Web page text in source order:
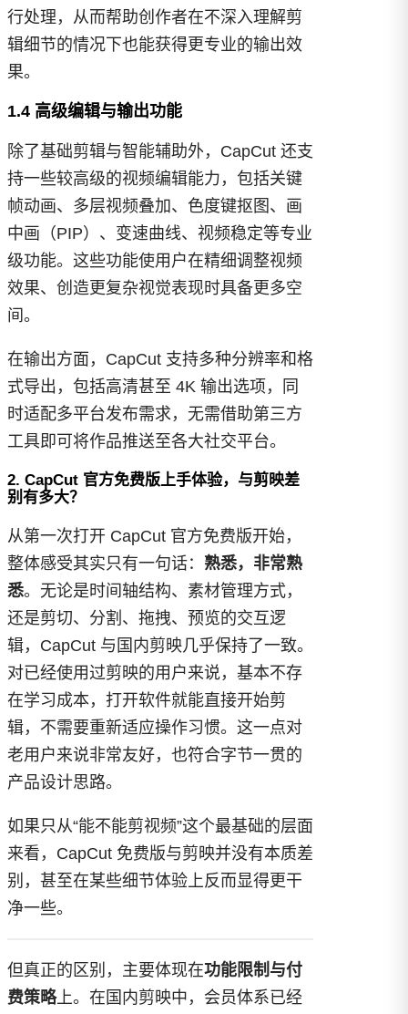
行处理，从而帮助创作者在不深入理解剪
辑细节的情况下也能获得更专业的输出效
果。
1.4 高级编辑与输出功能
除了基础剪辑与智能辅助外，CapCut 还支
持一些较高级的视频编辑能力，包括关键
帧动画、多层视频叠加、色度键抠图、画
中画（PIP）、变速曲线、视频稳定等专业
级功能。这些功能使用户在精细调整视频
效果、创造更复杂视觉表现时具备更多空
间。
在输出方面，CapCut 支持多种分辨率和格
式导出，包括高清甚至 4K 输出选项，同
时适配多平台发布需求，无需借助第三方
工具即可将作品推送至各大社交平台。
2. CapCut 官方免费版上手体验，与剪映差
别有多大？
从第一次打开 CapCut 官方免费版开始，
整体感受其实只有一句话： 熟悉，非常熟
悉。无论是时间轴结构、素材管理方式，
还是剪切、分割、拖拽、预览的交互逻
辑，CapCut 与国内剪映几乎保持了一致。
对已经使用过剪映的用户来说，基本不存
在学习成本，打开软件就能直接开始剪
辑，不需要重新适应操作习惯。这一点对
老用户来说非常友好，也符合字节一贯的
产品设计思路。
如果只从“能不能剪视频”这个最基础的层面
来看，CapCut 免费版与剪映并没有本质差
别，甚至在某些细节体验上反而显得更干
净一些。
但真正的区别，主要体现在功能限制与付
费策略上。在国内剪映中，会员体系已经